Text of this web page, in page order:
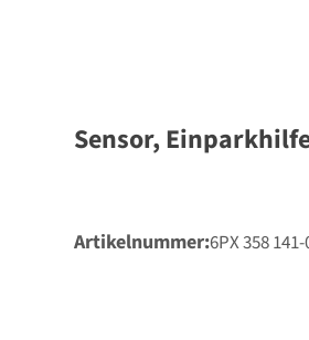
Sensor,
Artikelnummer 6PX 358